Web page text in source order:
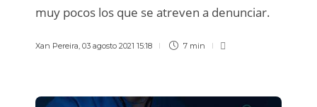
muy pocos los que se atreven a denunciar.
Xan Pereira 03 agosto 2021 15:18 7 min